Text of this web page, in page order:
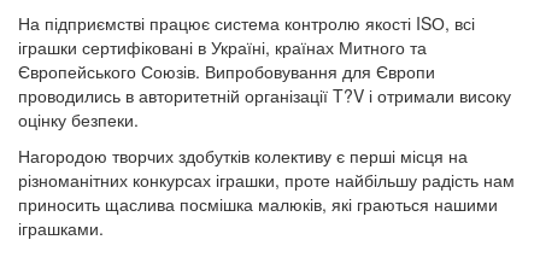
На підприємстві працює система контролю якості ISО, всі
іграшки сертифіковані в Україні, країнах Митного та
Європейського Союзів. Випробовування для Європи
проводились в авторитетній організації T?V і отримали високу
оцінку безпеки.
Нагородою творчих здобутків колективу є перші місця на
різноманітних конкурсах іграшки, проте найбільшу радість нам
приносить щаслива посмішка малюків, які граються нашими
іграшками.